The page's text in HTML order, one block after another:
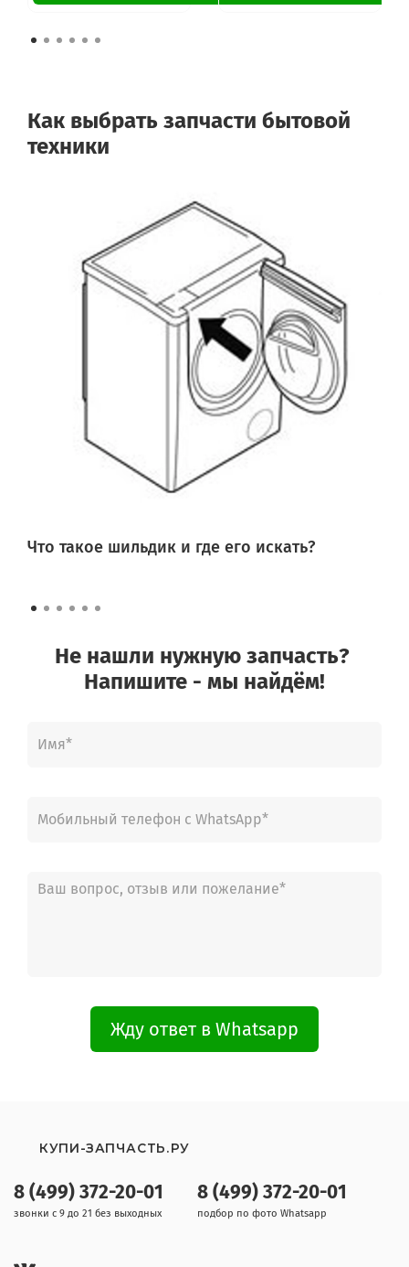
Как выбрать запчасти бытовой
техники
Что такое шильдик и где его искать?
Не нашли нужную запчасть?
Напишите - мы найдём!
Жду ответ в Whatsapp
8 (499) 372-20-01
звонки с 9 до 21 без выходных
8 (499) 372-20-01
подбор по фото Whatsapp
КУПИ-ЗАПЧАСТЬ.РУ